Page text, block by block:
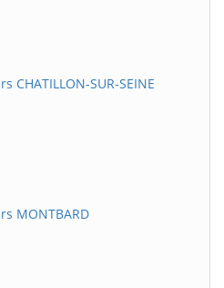
CHATILLON-SUR-SEINE
MONTBARD